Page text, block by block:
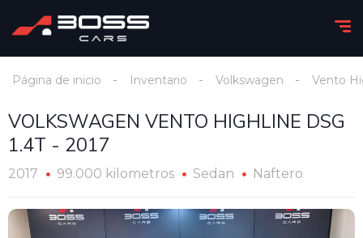
Página de inicio Inventario Volkswagen Vento
VOLKSWAGEN VENTO HIGHLINE DSG
1.4T - 2017
2017 99.000 kilometros Sedan Naftero